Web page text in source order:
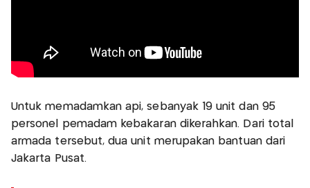
Untuk memadamkan api, sebanyak 19 unit dan 95
personel pemadam kebakaran dikerahkan. Dari total
armada tersebut, dua unit merupakan bantuan dari
Jakarta Pusat.